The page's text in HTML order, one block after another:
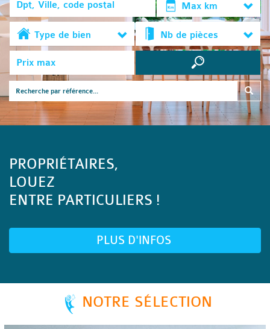
Max km
Type de bien Nb de pièces
PROPRIÉTAIRES,
LOUEZ
ENTRE PARTICULIERS !
PLUS D'INFOS
NOTRE SÉLECTION